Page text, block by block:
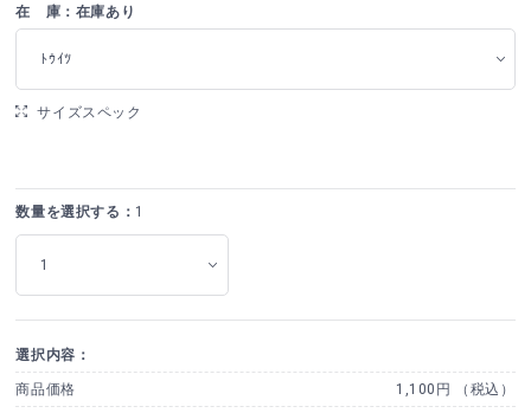
在 庫：在庫あり
ﾄｳｲﾂ
サイズスペック
数量を選択する： 1
選択内容：
商品価格 1,100円 （税込）